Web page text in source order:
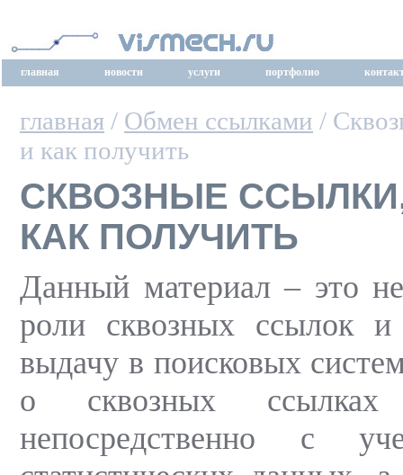
главная новости услуги портфолио
главная / Обмен ссылками /
и как получить
СКВОЗНЫЕ
КАК ПОЛУЧИТЬ
Данный материал – это
роли сквозных ссылок
выдачу в поисковых
о сквозных ссылках
непосредственно с